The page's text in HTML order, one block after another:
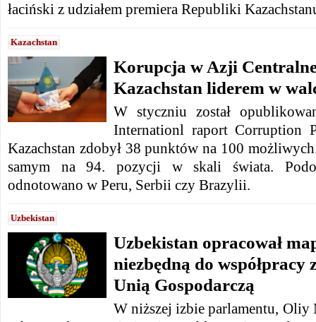
łaciński z udziałem premiera Republiki
Kazachstan
Korupcja w Azji
Kazachstan liderem w
W styczniu został
Internationl raport Corruption
Kazachstan zdobył 38 punktów na 100
samym na 94. pozycji w skali świata.
odnotowano w Peru, Serbii czy Brazylii.
Uzbekistan
Uzbekistan opracował
niezbędną do
Unią Gospodarczą
W niższej izbie parlamentu,